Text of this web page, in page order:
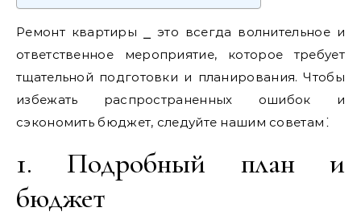
Ремонт квартиры ⎯ это всегда волнительное и
ответственное мероприятие, которое требует
тщательной подготовки и планирования. Чтобы
избежать распространенных ошибок и
сэкономить бюджет, следуйте нашим советам⁚
1. Подробный план и
бюджет